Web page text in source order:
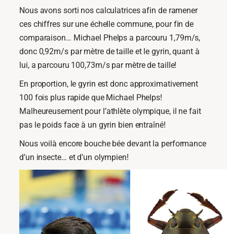
Nous avons sorti nos calculatrices afin de ramener
ces chiffres sur une échelle commune, pour fin de
comparaison… Michael Phelps a parcouru 1,79m/s,
donc 0,92m/s par mètre de taille et le gyrin, quant à
lui, a parcouru 100,73m/s par mètre de taille!
En proportion, le gyrin est donc approximativement
100 fois plus rapide que Michael Phelps!
Malheureusement pour l’athlète olympique, il ne fait
pas le poids face à un gyrin bien entraîné!
Nous voilà encore bouche bée devant la performance
d’un insecte… et d’un olympien!